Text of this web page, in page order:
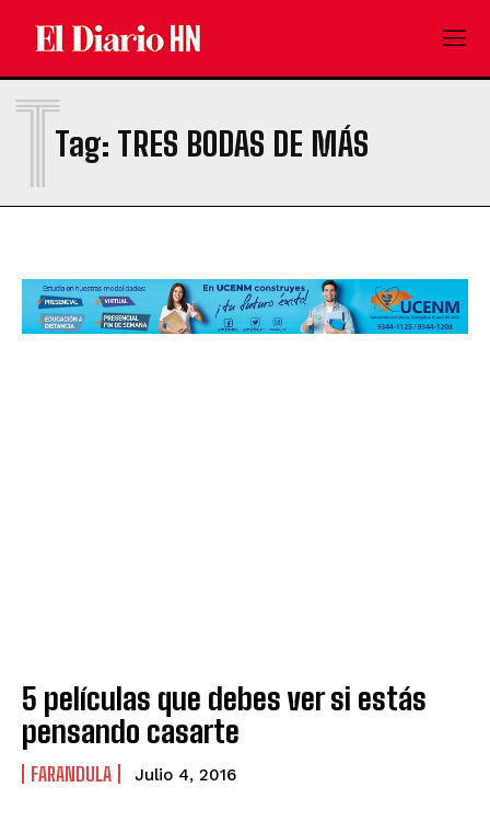
Tag: TRES BODAS DE MÁS
T
5 películas que debes ver si estás
pensando casarte
FARANDULA Julio 4, 2016